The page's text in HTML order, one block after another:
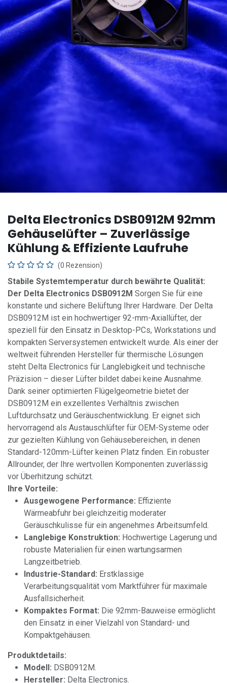
Delta Electronics DSB0912M 92mm
Gehäuselüfter – Zuverlässige
Kühlung & Effiziente Laufruhe
(0 Rezension)
Stabile Systemtemperatur durch bewährte Qualität:
Der Delta Electronics DSB0912M Sorgen Sie für eine
konstante und sichere Belüftung Ihrer Hardware. Der Delta
DSB0912M ist ein hochwertiger 92-mm-Axiallüfter, der
speziell für den Einsatz in Desktop-PCs, Workstations und
kompakten Serversystemen entwickelt wurde. Als einer der
weltweit führenden Hersteller für thermische Lösungen
steht Delta Electronics für Langlebigkeit und technische
Präzision – dieser Lüfter bildet dabei keine Ausnahme.
Dank seiner optimierten Flügelgeometrie bietet der
DSB0912M ein exzellentes Verhältnis zwischen
Luftdurchsatz und Geräuschentwicklung. Er eignet sich
hervorragend als Austauschlüfter für OEM-Systeme oder
zur gezielten Kühlung von Gehäusebereichen, in denen
Standard-120mm-Lüfter keinen Platz finden. Ein robuster
Allrounder, der Ihre wertvollen Komponenten zuverlässig
vor Überhitzung schützt.
Ihre Vorteile:
Ausgewogene Performance: Effiziente
Wärmeabfuhr bei gleichzeitig moderater
Geräuschkulisse für ein angenehmes Arbeitsumfeld.
Langlebige Konstruktion: Hochwertige Lagerung und
robuste Materialien für einen wartungsarmen
Langzeitbetrieb.
Industrie-Standard: Erstklassige
Verarbeitungsqualität vom Marktführer für maximale
Ausfallsicherheit.
Kompaktes Format: Die 92mm-Bauweise ermöglicht
den Einsatz in einer Vielzahl von Standard- und
Kompaktgehäusen.
Produktdetails:
Modell: DSB0912M.
Hersteller: Delta Electronics.